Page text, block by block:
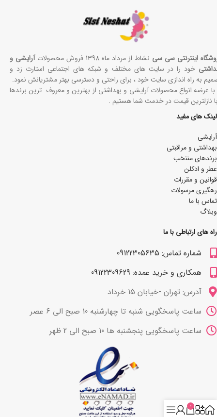
اینترنتی سی سی نشاط از مرداد ماه 1398 فروش محصولات
آرایشی و
خود را در سایت های مختلف و شبکه های اجتماعی استارت زد و
به راه اندازی سایت خود ، برای راحتی و دسترسی بهتر مشتریانش نمود.
با عرضه انواع محصولات آرایشی و بهداشتی از بهترین و معروف ترین برندها
نازلترین قیمت در خدمت شما هستیم .
لینک های مفید
آرایشی
بھداشتی و مراقبتی
برندهای منتخب
عطر و ادکلن
قوانین و مقررات
رهگیری مرسولات
تماس با ما
وبلاگ
راه های ارتباطی با ما
شماره تماس: 09122305635
همکاری و خرید عمده: 09122309629
آدرس: تهران -خیابان 15 خرداد
ساعت پاسخگویی شنبه تا چهارشنبه 10 صبح الی 6 عصر
ساعت پاسخگویی پنجشنبه ها 10 صبح الی 2 ظهر
0